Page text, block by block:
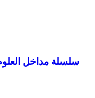
سلسلة مداخل